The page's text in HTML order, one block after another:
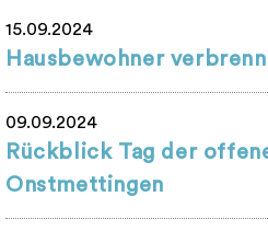
15.09.2024
Hausbewohner
09.09.2024
Rückblick Tag der
Onstmettingen